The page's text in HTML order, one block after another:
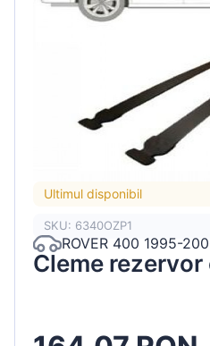
Ultimul disponibil
SKU: 6340OZP1
ROVER 400 1995-
Cleme